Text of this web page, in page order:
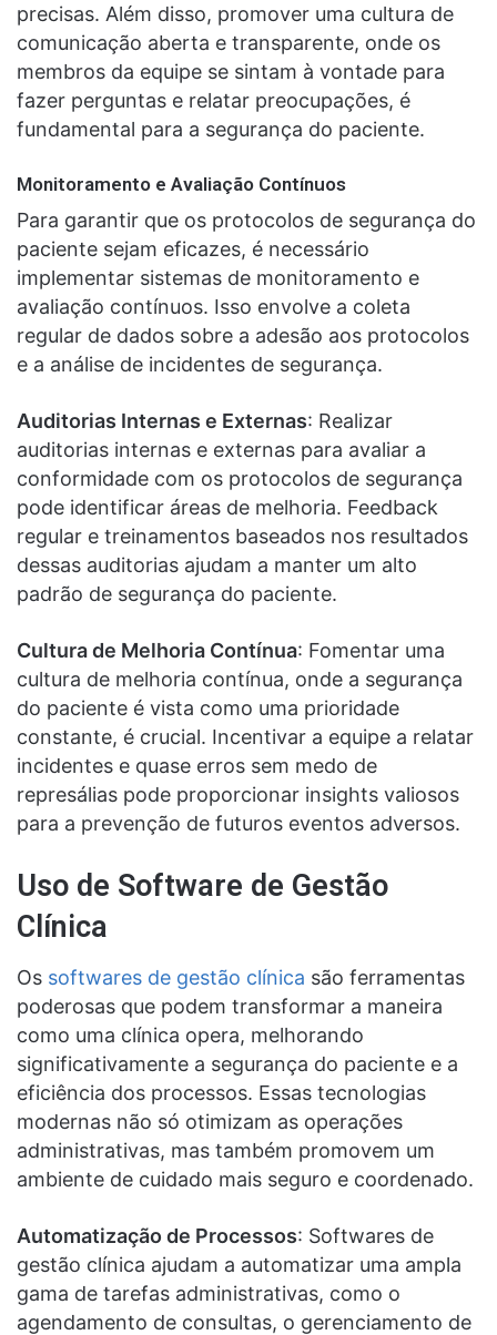
precisas. Além disso, promover uma cultura de
comunicação aberta e transparente, onde os
membros da equipe se sintam à vontade para
fazer perguntas e relatar preocupações, é
fundamental para a segurança do paciente.
Monitoramento e Avaliação Contínuos
Para garantir que os protocolos de segurança do
paciente sejam eficazes, é necessário
implementar sistemas de monitoramento e
avaliação contínuos. Isso envolve a coleta
regular de dados sobre a adesão aos protocolos
e a análise de incidentes de segurança.
Auditorias Internas e Externas: Realizar
auditorias internas e externas para avaliar a
conformidade com os protocolos de segurança
pode identificar áreas de melhoria. Feedback
regular e treinamentos baseados nos resultados
dessas auditorias ajudam a manter um alto
padrão de segurança do paciente.
Cultura de Melhoria Contínua: Fomentar uma
cultura de melhoria contínua, onde a segurança
do paciente é vista como uma prioridade
constante, é crucial. Incentivar a equipe a relatar
incidentes e quase erros sem medo de
represálias pode proporcionar insights valiosos
para a prevenção de futuros eventos adversos.
Uso de Software de Gestão
Clínica
Os softwares de gestão clínica são ferramentas
poderosas que podem transformar a maneira
como uma clínica opera, melhorando
significativamente a segurança do paciente e a
eficiência dos processos. Essas tecnologias
modernas não só otimizam as operações
administrativas, mas também promovem um
ambiente de cuidado mais seguro e coordenado.
Automatização de Processos: Softwares de
gestão clínica ajudam a automatizar uma ampla
gama de tarefas administrativas, como o
agendamento de consultas, o gerenciamento de